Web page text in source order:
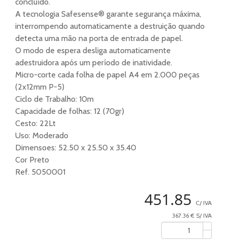
A tecnologia Safesense® garante segurança máxima,
interrompendo automaticamente a destruição quando
detecta uma mão na porta de entrada de papel.
O modo de espera desliga automaticamente
adestruidora após um período de inatividade.
Micro-corte cada folha de papel A4 em 2.000 peças
(2x12mm P-5)
Ciclo de Trabalho: 10m
Capacidade de folhas: 12 (70gr)
Cesto: 22Lt
Uso: Moderado
Dimensoes: 52.50 x 25.50 x 35.40
Cor Preto
Ref. 5050001
451.85
C/ IVA
367.36 € S/ IVA